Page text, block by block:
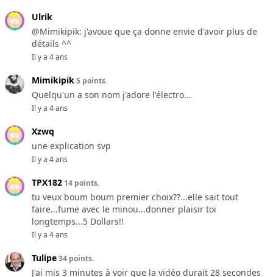
Ulrik
@Mimikipik: j'avoue que ça donne envie d'avoir plus de
détails ^^
Il y a 4 ans
Mimikipik5 points.
Quelqu'un a son nom j'adore l'électro...
Il y a 4 ans
Xzwq
une explication svp
Il y a 4 ans
TPX182 14 points.
tu veux boum boum premier choix??...elle sait tout
faire...fume avec le minou...donner plaisir toi
longtemps...5 Dollars!!
Il y a 4 ans
Tulipe34 points.
J'ai mis 3 minutes à voir que la vidéo durait 28 secondes